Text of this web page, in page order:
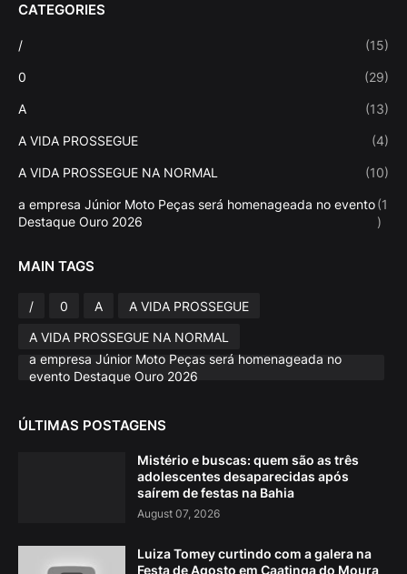
CATEGORIES
/ (15)
0 (29)
A (13)
A VIDA PROSSEGUE (4)
A VIDA PROSSEGUE NA NORMAL (10)
a empresa Júnior Moto Peças será homenageada no evento
Destaque Ouro 2026
(1
)
MAIN TAGS
/ 0 A
A VIDA PROSSEGUE
A VIDA PROSSEGUE NA NORMAL
a empresa Júnior Moto Peças será homenageada no
evento Destaque Ouro 2026
ÚLTIMAS POSTAGENS
Mistério e buscas: quem são as três
adolescentes desaparecidas após
saírem de festas na Bahia
August 07, 2026
Luiza Tomey curtindo com a galera na
Festa de Agosto em Caatinga do Moura